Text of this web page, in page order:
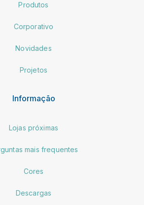
Produtos
Corporativo
Novidades
Projetos
Informação
Lojas próximas
mais frequentes
Cores
Descargas